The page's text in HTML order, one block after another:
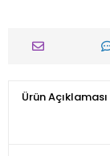
Ürün Açıklaması